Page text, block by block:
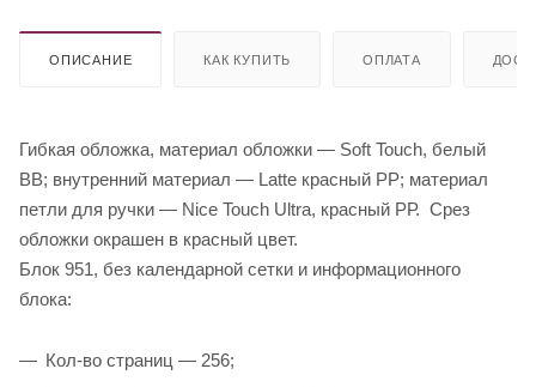
ОПИСАНИЕ КАК КУПИТЬ ОПЛАТА
Гибкая обложка, материал обложки — Soft Touch, белый
BB; внутренний материал — Latte красный РР; материал
петли для ручки — Nice Touch Ultra, красный РР. Срез
обложки окрашен в красный цвет.
Блок 951, без календарной сетки и информационного
блока:
Кол-во страниц — 256;